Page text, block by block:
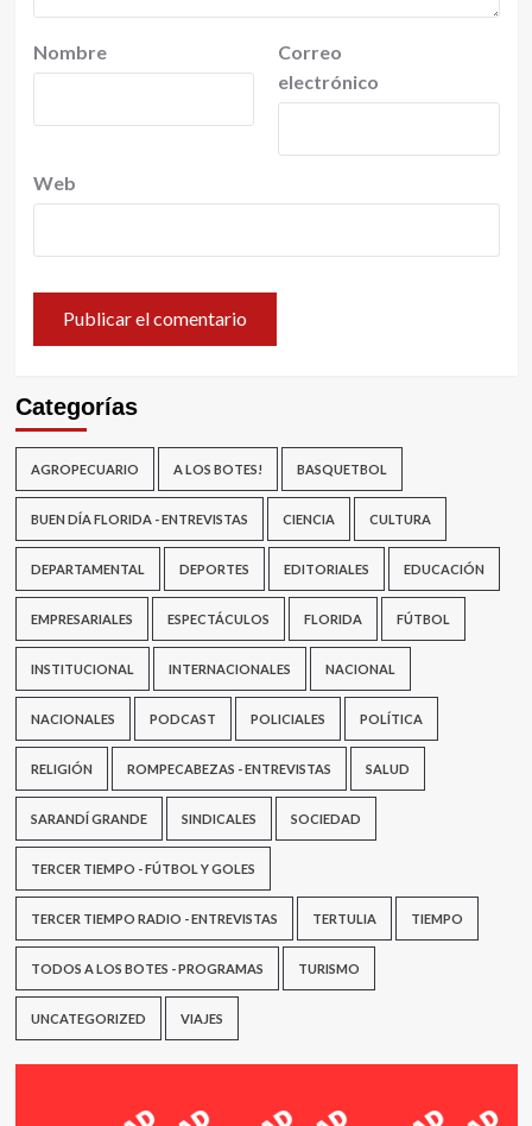
Nombre
Correo
electrónico
Web
Categorías
AGROPECUARIO A LOS BOTES! BASQUETBOL
BUEN DÍA FLORIDA - ENTREVISTAS CIENCIA CULTURA
DEPARTAMENTAL DEPORTES EDITORIALES EDUCACIÓN
EMPRESARIALES ESPECTÁCULOS FLORIDA FÚTBOL
INSTITUCIONAL INTERNACIONALES NACIONAL
NACIONALES PODCAST POLICIALES POLÍTICA
RELIGIÓN ROMPECABEZAS - ENTREVISTAS SALUD
SARANDÍ GRANDE SINDICALES SOCIEDAD
TERCER TIEMPO - FÚTBOL Y GOLES
TERCER TIEMPO RADIO - ENTREVISTAS TERTULIA TIEMPO
TODOS A LOS BOTES - PROGRAMAS TURISMO
UNCATEGORIZED VIAJES